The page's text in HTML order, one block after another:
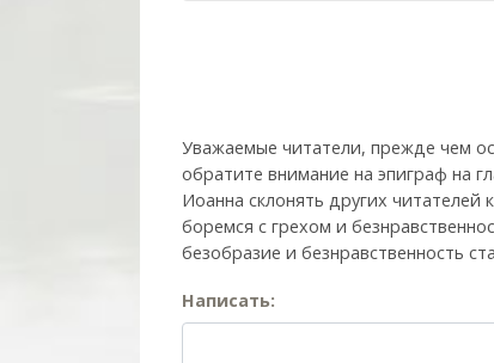
Уважаемые читатели, прежде чем
обратите внимание на эпиграф на
Иоанна склонять других
боремся с грехом и
безобразие и безнравственность
Написать: